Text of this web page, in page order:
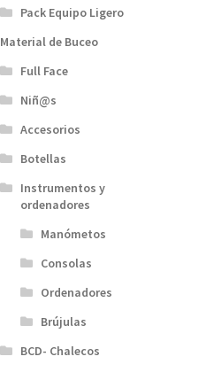
Pack Equipo Ligero
Material de Buceo
Full Face
Niñ@s
Accesorios
Botellas
Instrumentos y
ordenadores
Manómetos
Consolas
Ordenadores
Brújulas
BCD- Chalecos